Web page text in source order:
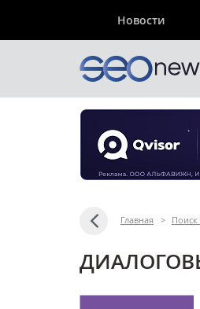
Новости
Главная > Поиск